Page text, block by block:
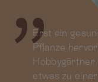
Erst ein
Pflanze
Hobbygärtner
etwas zu
Erst ein
Pflanze
Hobbygärtner
etwas zu
Erst ein
Pflanze
Hobbygärtner
etwas zu